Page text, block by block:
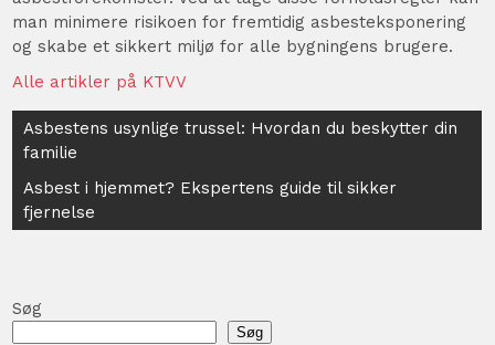
man minimere risikoen for fremtidig asbesteksponering
og skabe et sikkert miljø for alle bygningens brugere.
Alle artikler på KTVV
Indlægsnavigation
Asbestens usynlige trussel: Hvordan du beskytter din
familie
Asbest i hjemmet? Ekspertens guide til sikker
fjernelse
Søg
Søg